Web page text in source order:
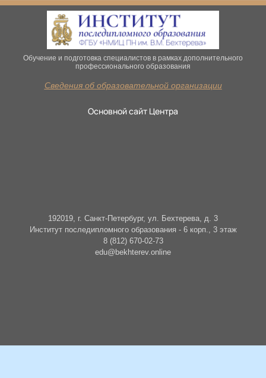
Обучение и подготовка специалистов в рамках дополнительного
профессионального образования
Сведения об образовательной организации
Основной сайт Центра
192019, г. Санкт-Петербург, ул. Бехтерева, д. 3
Институт последипломного образования - 6 корп., 3 этаж
8 (812) 670-02-73
edu@bekhterev.online